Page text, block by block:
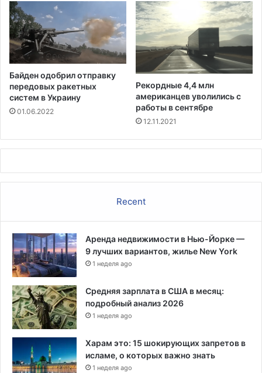
ц
е
с
с
е
о
и
п
ч
а
м
п
а
д
л
я
л
и
а
Байден одобрил отправку
передовых ракетных
систем в Украину
01.06.2022
Рекордные 4,4 млн
американцев уволились с
работы в сентябре
12.11.2021
Recent
Аренда недвижимости в Нью-Йорке —
9 лучших вариантов, жилье New York
1 неделя ago
Средняя зарплата в США в месяц:
подробный анализ 2026
1 неделя ago
Харам это: 15 шокирующих запретов в
исламе, о которых важно знать
1 неделя ago